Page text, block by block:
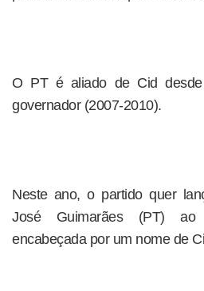
O PT é aliado de Cid
governador (2007-2010).
Neste ano, o partido quer
José Guimarães (PT)
encabeçada por um nome de